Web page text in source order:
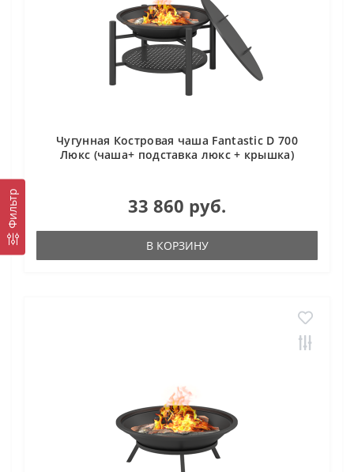
Фильтр
Чугунная Костровая чаша Fantastic D 700
Люкс (чаша+ подставка люкс + крышка)
33 860 руб.
В КОРЗИНУ